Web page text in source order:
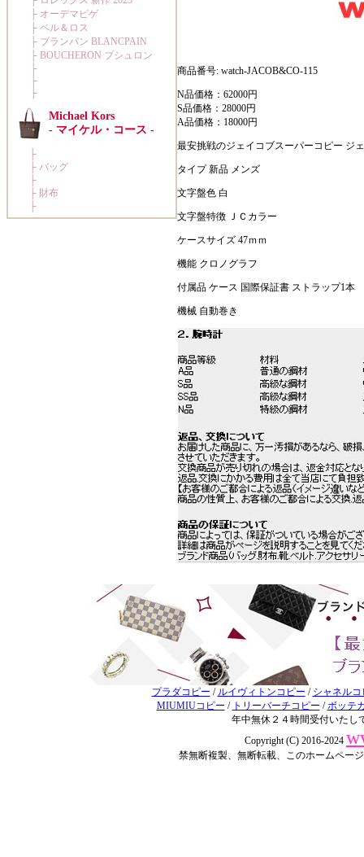
商品番号: watch-JACOB&CO-115
N品価格：62000円
S品価格：28000円
A品価格：18000円
最安挑戦のジェイコブスーパーコピー ジ
タイプ 新品 メンズ
文字盤色 白
文字盤特徴 ＪＣカラー
ケースサイズ 47ｍｍ
機能 クロノグラフ
付属品 ケース 国際保証書 ストラップ1本
機械 自動巻き
プラダコピー / ルイヴィトンコピー / シャネルコ
MIUMIUコピー / トリーバーチコピー /ボッテ
年中無休２４時間受付いたし
Copyright (C) 2016-2024
禁無断複製、無断転載、このホームペー